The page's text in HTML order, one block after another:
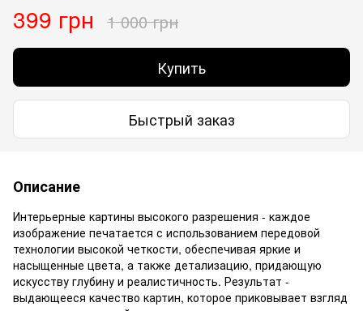
399 грн 1 000 грн
Купить
Быстрый заказ
Описание
Интерьерные картины высокого разрешения - каждое
изображение печатается с использованием передовой
технологии высокой четкости, обеспечивая яркие и
насыщенные цвета, а также детализацию, придающую
искусству глубину и реалистичность. Результат -
выдающееся качество картин, которое приковывает взгляд